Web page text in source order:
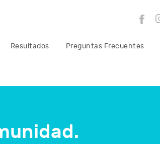
Resultados Preguntas Frecuentes